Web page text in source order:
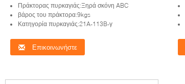
Πράκτορας πυρκαγιάς:Ξηρά σκόνη ABC
βάρος του πράκτορα:9kgs
Κατηγορία πυρκαγιάς:21A-113B-γ
Επικοινωνήστε